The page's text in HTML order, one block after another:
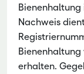
Bienenhaltung
Nachweis
erhalten.